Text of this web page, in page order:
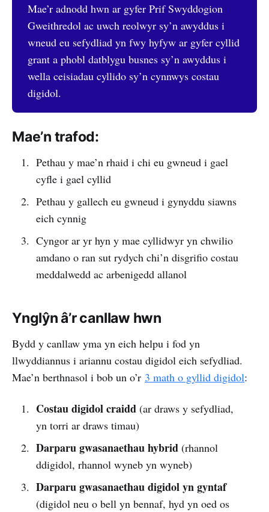
Mae’r adnodd hwn ar gyfer Prif Swyddogion
Gweithredol ac uwch reolwyr sy’n awyddus i
wneud eu sefydliad yn fwy hyfyw ar gyfer cyllid
grant a phobl datblygu busnes sy’n awyddus i
wella ceisiadau cyllido sy’n cynnwys costau
digidol.
Mae’n trafod:
Pethau y mae’n rhaid i chi eu gwneud i gael
cyfle i gael cyllid
Pethau y gallech eu gwneud i gynyddu siawns
eich cynnig
Cyngor ar yr hyn y mae cyllidwyr yn chwilio
amdano o ran sut rydych chi’n disgrifio costau
meddalwedd ac arbenigedd allanol
Ynglŷn â’r canllaw hwn
Bydd y canllaw yma yn eich helpu i fod yn
llwyddiannus i ariannu costau digidol eich sefydliad.
Mae’n berthnasol i bob un o’r 3 math o gyllid digidol:
Costau digidol craidd(ar draws y sefydliad,
yn torri ar draws timau)
Darparu gwasanaethau hybrid(rhannol
ddigidol, rhannol wyneb yn wyneb)
Darparu gwasanaethau digidol yn gyntaf
(digidol neu o bell yn bennaf, hyd yn oed os